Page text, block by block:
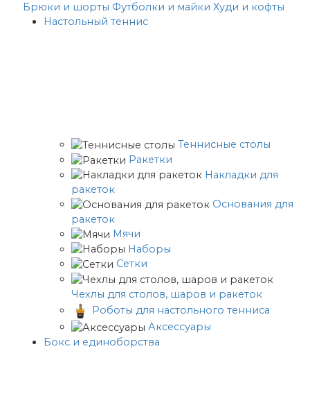
Брюки и шорты Футболки и майки Худи и кофты
Настольный теннис
Теннисные столы
Ракетки
Накладки для
ракеток
Основания для
ракеток
Мячи
Наборы
Сетки
Чехлы для столов, шаров и ракеток
Роботы для настольного тенниса
Аксессуары
Бокс и единоборства